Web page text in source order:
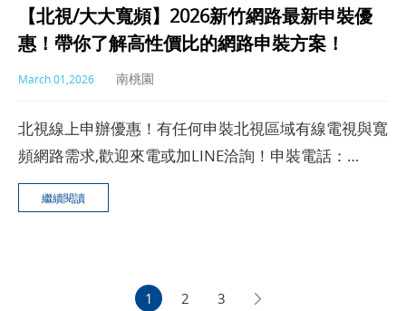
【北視/大大寬頻】2026新竹網路最新申裝優
惠！帶你了解高性價比的網路申裝方案！
March 01,2026 南桃園
北視線上申辦優惠！有任何申裝北視區域有線電視與寬
頻網路需求,歡迎來電或加LINE洽詢！申裝電話：
0971-850-713，可以參考看看北視，讓我們一起來認
識南桃園以及它的服務、優惠方案吧。
繼續閱讀
1 2 3